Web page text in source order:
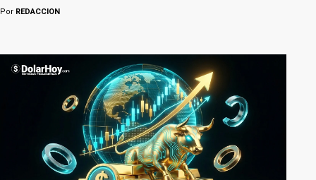
Por REDACCION